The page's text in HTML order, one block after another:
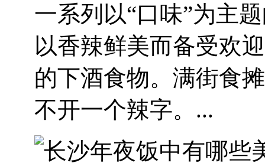
一系列以“口味”为主
以香辣鲜美而备受欢
的下酒食物。满街食
不开一个辣字。...